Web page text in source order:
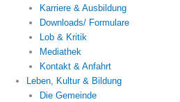
Karriere & Ausbildung
Downloads/ Formulare
Lob & Kritik
Mediathek
Kontakt & Anfahrt
Leben, Kultur & Bildung
Die Gemeinde